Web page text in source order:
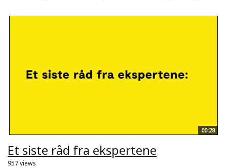
00:28
Et siste råd fra ekspertene
957 views